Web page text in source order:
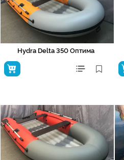
Hydra Delta 350 Оптима